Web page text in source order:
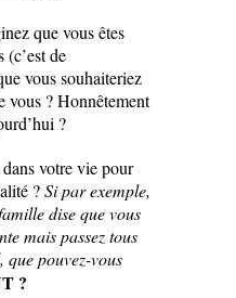
que vous êtes
(c’est de
vous souhaiteriez
vous ? Honnêtement
?
votre vie pour
?Si par exemple,
dise que vous
mais passez tous
que pouvez-vous
?